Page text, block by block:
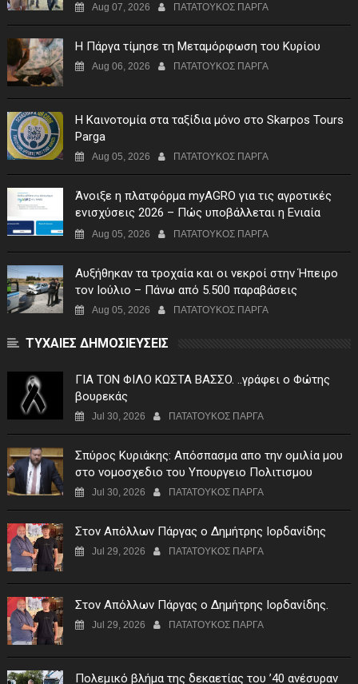
Aug 07, 2026 ΠΑΤΑΤΟΥΚΟΣ ΠΑΡΓΑ
Η Πάργα τίμησε τη Μεταμόρφωση του Κυρίου
Aug 06, 2026 ΠΑΤΑΤΟΥΚΟΣ ΠΑΡΓΑ
Η Καινοτομία στα ταξίδια μόνο στο Skarpos Tours
Parga
Aug 05, 2026 ΠΑΤΑΤΟΥΚΟΣ ΠΑΡΓΑ
Άνοιξε η πλατφόρμα myAGRO για τις αγροτικές
ενισχύσεις 2026 – Πώς υποβάλλεται η Ενιαία
Αίτηση Ενίσχυσης
Aug 05, 2026 ΠΑΤΑΤΟΥΚΟΣ ΠΑΡΓΑ
Αυξήθηκαν τα τροχαία και οι νεκροί στην Ήπειρο
τον Ιούλιο – Πάνω από 5.500 παραβάσεις
Aug 05, 2026 ΠΑΤΑΤΟΥΚΟΣ ΠΑΡΓΑ
ΤΥΧΑΙΕΣ ΔΗΜΟΣΙΕΥΣΕΙΣ
ΓIA TON ΦIΛO KΩΣTA BAΣΣO. ..γράφει ο Φώτης
βουρεκάς
Jul 30, 2026 ΠΑΤΑΤΟΥΚΟΣ ΠΑΡΓΑ
Σπύρος Κυριάκης: Απόσπασμα απο την ομιλία μου
στο νομοσχεδιο του Υπουργειο Πολιτισμου
Jul 30, 2026 ΠΑΤΑΤΟΥΚΟΣ ΠΑΡΓΑ
Στον Απόλλων Πάργας ο Δημήτρης Ιορδανίδης
Jul 29, 2026 ΠΑΤΑΤΟΥΚΟΣ ΠΑΡΓΑ
Στον Απόλλων Πάργας ο Δημήτρης Ιορδανίδης.
Jul 29, 2026 ΠΑΤΑΤΟΥΚΟΣ ΠΑΡΓΑ
Πολεμικό βλήμα της δεκαετίας του ’40 ανέσυραν